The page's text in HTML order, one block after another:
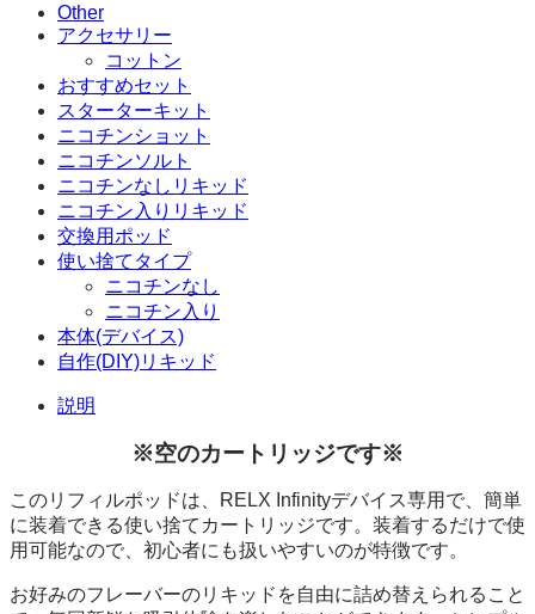
Other
アクセサリー
コットン
おすすめセット
スターターキット
ニコチンショット
ニコチンソルト
ニコチンなしリキッド
ニコチン入りリキッド
交換用ポッド
使い捨てタイプ
ニコチンなし
ニコチン入り
本体(デバイス)
自作(DIY)リキッド
説明
※空のカートリッジです※
このリフィルポッドは、RELX Infinityデバイス専用で、簡単
に装着できる使い捨てカートリッジです。装着するだけで使
用可能なので、初心者にも扱いやすいのが特徴です。
お好みのフレーバーのリキッドを自由に詰め替えられること